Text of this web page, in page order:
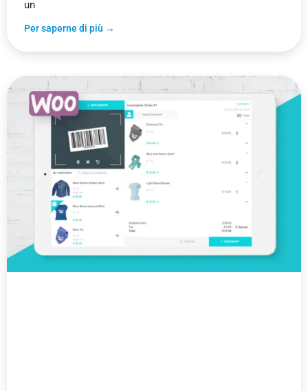
un
Per saperne di più →